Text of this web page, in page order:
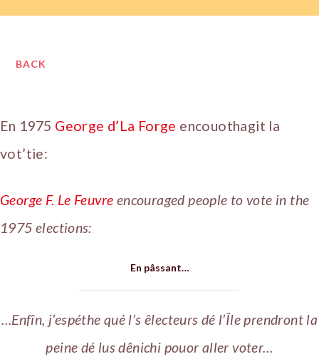
BACK
En 1975 George d’La Forge encouothagit la
vot’tie:
George F. Le Feuvre encouraged people to vote in the
1975 elections:
En pâssant…
…Enfîn, j’espéthe qué l’s êlecteurs dé l’Île prendront la
peine dé lus dênichi pouor aller voter…